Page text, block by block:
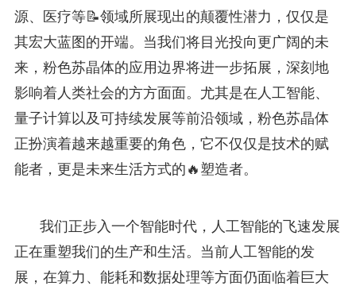
源、医疗等📝领域所展现出的颠覆性潜力，仅仅是
其宏大蓝图的开端。当我们将目光投向更广阔的未
来，粉色苏晶体的应用边界将进一步拓展，深刻地
影响着人类社会的方方面面。尤其是在人工智能、
量子计算以及可持续发展等前沿领域，粉色苏晶体
正扮演着越来越重要的角色，它不仅仅是技术的赋
能者，更是未来生活方式的🔥塑造者。
我们正步入一个智能时代，人工智能的飞速发展
正在重塑我们的生产和生活。当前人工智能的发
展，在算力、能耗和数据处理等方面仍面临着巨大